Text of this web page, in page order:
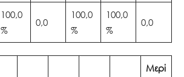
100,0
%
0,0
100,0
%
100,0
%
0,0
Μερί